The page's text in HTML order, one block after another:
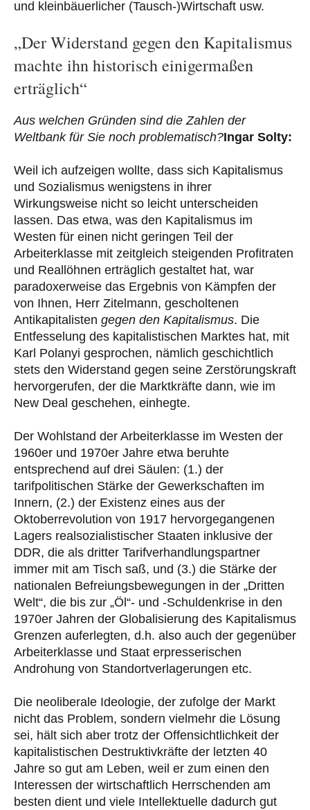
und kleinbäuerlicher (Tausch-)Wirtschaft usw.
„Der Widerstand gegen den Kapitalismus
machte ihn historisch einigermaßen
erträglich“
Aus welchen Gründen sind die Zahlen der
Weltbank für Sie noch problematisch?Ingar Solty:
Weil ich aufzeigen wollte, dass sich Kapitalismus
und Sozialismus wenigstens in ihrer
Wirkungsweise nicht so leicht unterscheiden
lassen. Das etwa, was den Kapitalismus im
Westen für einen nicht geringen Teil der
Arbeiterklasse mit zeitgleich steigenden Profitraten
und Reallöhnen erträglich gestaltet hat, war
paradoxerweise das Ergebnis von Kämpfen der
von Ihnen, Herr Zitelmann, gescholtenen
Antikapitalisten gegen den Kapitalismus. Die
Entfesselung des kapitalistischen Marktes hat, mit
Karl Polanyi gesprochen, nämlich geschichtlich
stets den Widerstand gegen seine Zerstörungskraft
hervorgerufen, der die Marktkräfte dann, wie im
New Deal geschehen, einhegte.
Der Wohlstand der Arbeiterklasse im Westen der
1960er und 1970er Jahre etwa beruhte
entsprechend auf drei Säulen: (1.) der
tarifpolitischen Stärke der Gewerkschaften im
Innern, (2.) der Existenz eines aus der
Oktoberrevolution von 1917 hervorgegangenen
Lagers realsozialistischer Staaten inklusive der
DDR, die als dritter Tarifverhandlungspartner
immer mit am Tisch saß, und (3.) die Stärke der
nationalen Befreiungsbewegungen in der „Dritten
Welt“, die bis zur „Öl“- und -Schuldenkrise in den
1970er Jahren der Globalisierung des Kapitalismus
Grenzen auferlegten, d.h. also auch der gegenüber
Arbeiterklasse und Staat erpresserischen
Androhung von Standortverlagerungen etc.
Die neoliberale Ideologie, der zufolge der Markt
nicht das Problem, sondern vielmehr die Lösung
sei, hält sich aber trotz der Offensichtlichkeit der
kapitalistischen Destruktivkräfte der letzten 40
Jahre so gut am Leben, weil er zum einen den
Interessen der wirtschaftlich Herrschenden am
besten dient und viele Intellektuelle dadurch gut